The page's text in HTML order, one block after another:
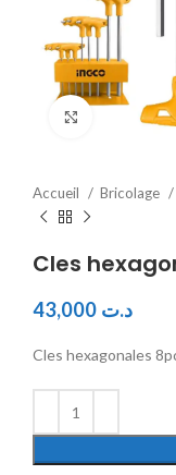
Click to
Accueil Bricolage
Cles
د.ت
Cles hexagonales